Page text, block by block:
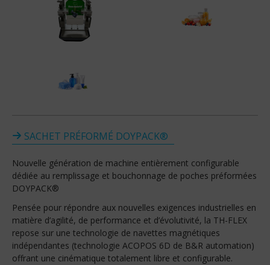
SACHET PRÉFORMÉ DOYPACK®
Nouvelle génération de machine entièrement configurable
dédiée au remplissage et bouchonnage de poches préformées
DOYPACK®
Pensée pour répondre aux nouvelles exigences industrielles en
matière d’agilité, de performance et d’évolutivité, la TH-FLEX
repose sur une technologie de navettes magnétiques
indépendantes (technologie ACOPOS 6D de B&R automation)
offrant une cinématique totalement libre et configurable.